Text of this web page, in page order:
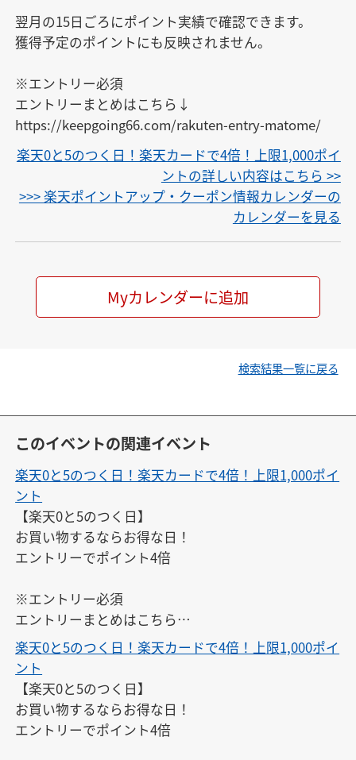
翌月の15日ごろにポイント実績で確認できます。
獲得予定のポイントにも反映されません。
※エントリー必須
エントリーまとめはこちら↓
https://keepgoing66.com/rakuten-entry-matome/
楽天0と5のつく日！楽天カードで4倍！上限1,000ポイ
ントの詳しい内容はこちら >>
>>> 楽天ポイントアップ・クーポン情報カレンダーの
カレンダーを見る
Myカレンダーに追加
検索結果一覧に戻る
このイベントの関連イベント
楽天0と5のつく日！楽天カードで4倍！上限1,000ポイ
ント
【楽天0と5のつく日】
お買い物するならお得な日！
エントリーでポイント4倍
※エントリー必須
エントリーまとめはこちら
↓
https://keepgoing66.com/rakuten-entry-matome/
楽天0と5のつく日！楽天カードで4倍！上限1,000ポイ
ント
【楽天0と5のつく日】
お買い物するならお得な日！
エントリーでポイント4倍